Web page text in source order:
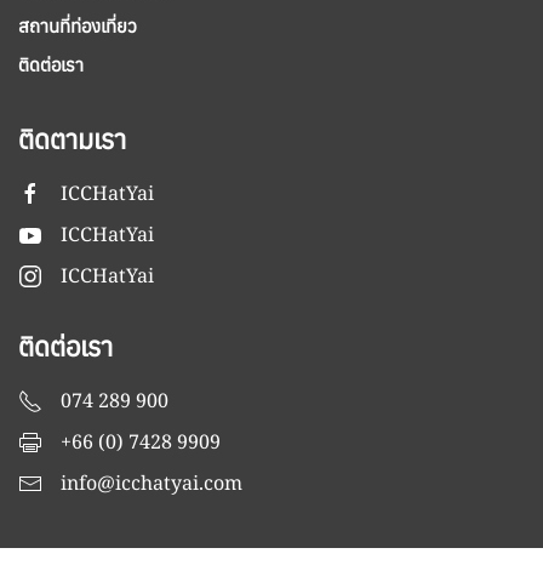
สถานที่ท่องเที่ยว
ติดต่อเรา
ติดตามเรา
ICCHatYai
ICCHatYai
ICCHatYai
ติดต่อเรา
074 289 900
+66 (0) 7428 9909
info@icchatyai.com